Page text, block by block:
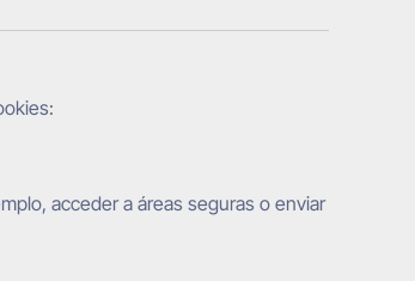
acceder a áreas seguras o enviar